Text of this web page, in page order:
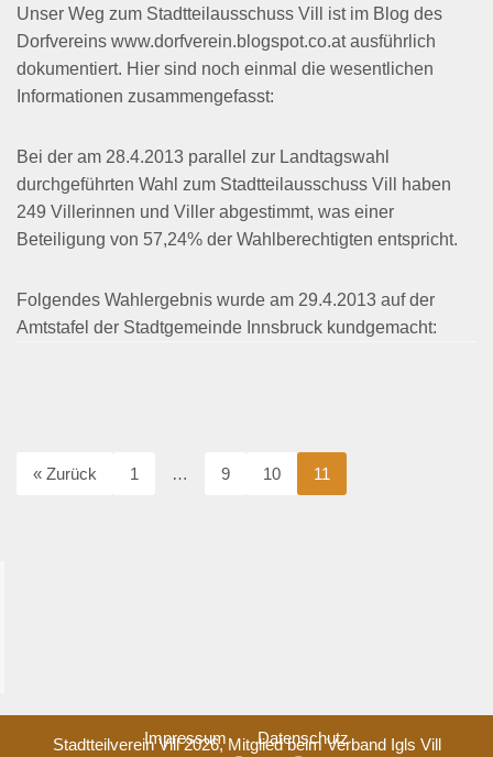
Unser Weg zum Stadtteilausschuss Vill ist im Blog des
Dorfvereins www.dorfverein.blogspot.co.at ausführlich
dokumentiert. Hier sind noch einmal die wesentlichen
Informationen zusammengefasst:
Bei der am 28.4.2013 parallel zur Landtagswahl
durchgeführten Wahl zum Stadtteilausschuss Vill haben
249 Villerinnen und Viller abgestimmt, was einer
Beteiligung von 57,24% der Wahlberechtigten entspricht.
Folgendes Wahlergebnis wurde am 29.4.2013 auf der
Amtstafel der Stadtgemeinde Innsbruck kundgemacht:
« Zurück 1 … 9 10 11
Impressum Datenschutz
Stadtteilverein Vill 2026, Mitglied beimVerband Igls Vill